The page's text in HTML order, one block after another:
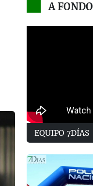
A FONDO
EQUIPO 7DÍAS